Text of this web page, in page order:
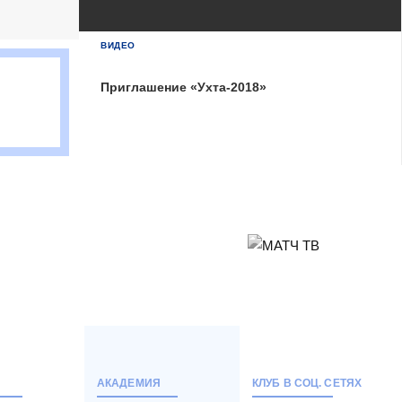
04 Июня 2026 , 16:30 (МСК)
«Центральный». Тюмень
Тюмень
ВИДЕО
Приглашение «Ухта-2018»
АКАДЕМИЯ КЛУБ В СОЦ. СЕТЯХ